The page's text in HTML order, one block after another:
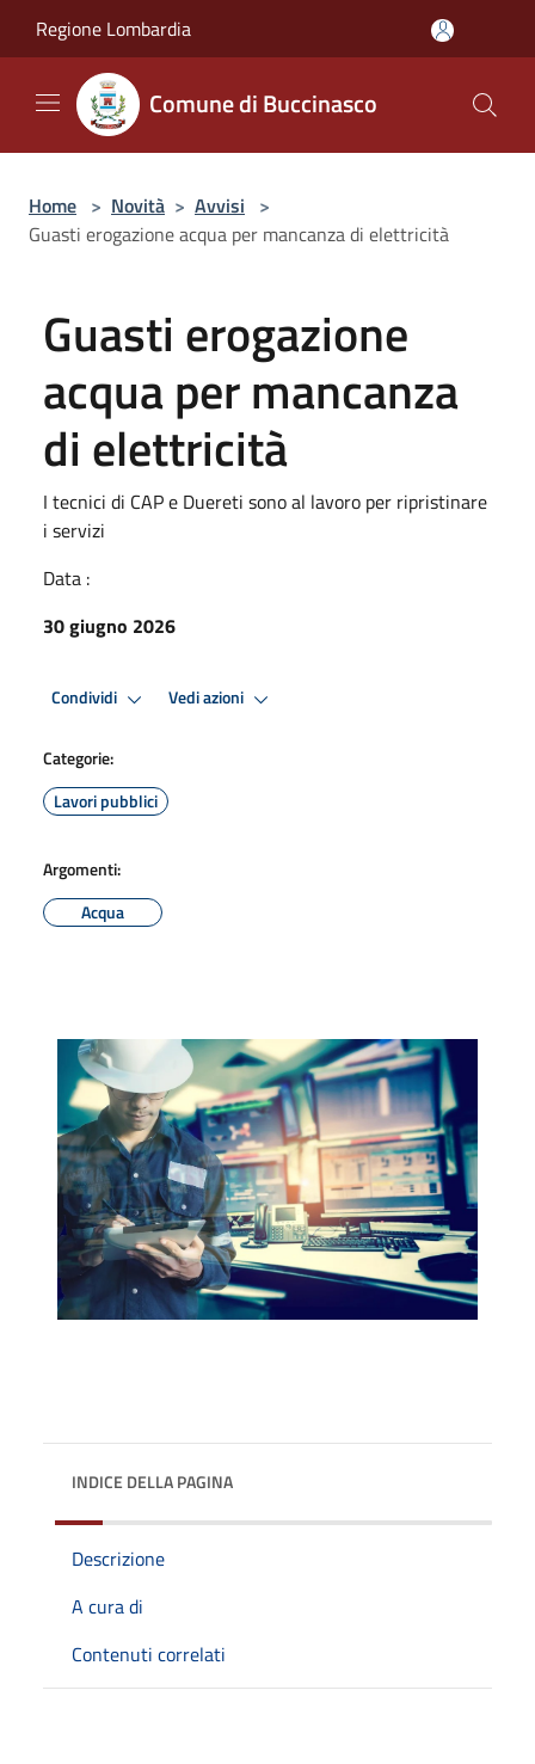
Regione Lombardia
Comune di Buccinasco
Home > Novità > Avvisi >
Guasti erogazione acqua per mancanza di elettricità
Guasti erogazione
acqua per mancanza
di elettricità
I tecnici di CAP e Duereti sono al lavoro per ripristinare
i servizi
Data :
30 giugno 2026
Condividi Vedi azioni
Categorie:
Lavori pubblici
Argomenti:
Acqua
INDICE DELLA PAGINA
Descrizione
A cura di
Contenuti correlati